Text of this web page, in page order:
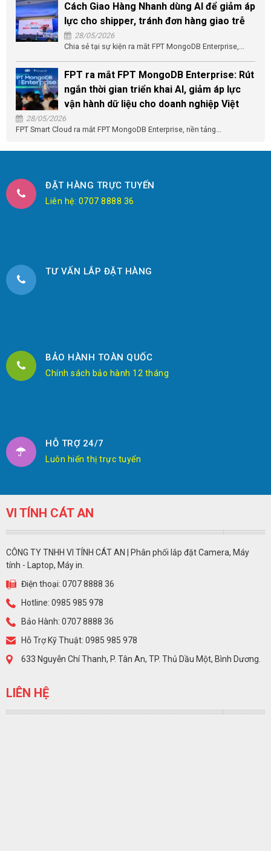
Cách Giao Hàng Nhanh dùng AI để giảm áp
lực cho shipper, tránh đơn hàng giao trễ
28/05/2026
Chia sẻ tại sự kiện ra mắt FPT MongoDB Enterprise,...
FPT ra mắt FPT MongoDB Enterprise: Rút
ngắn thời gian triển khai AI, giảm áp lực
vận hành dữ liệu cho doanh nghiệp Việt
28/05/2026
FPT Smart Cloud ra mắt FPT MongoDB Enterprise, nền tảng...
ĐẶT HÀNG TRỰC TUYẾN
Liên hệ: 0707 8888 36
TƯ VẤN LẮP ĐẶT HÀNG
BẢO HÀNH TOÀN QUỐC
Chính sách bảo hành 12 tháng
HỖ TRỢ 24/7
Luôn hiển thị trực tuyến
VI TÍNH CÁT AN
CÔNG TY TNHH VI TÍNH CÁT AN | Phân phối lắp đặt Camera, Máy
tính - Laptop, Máy in.
Điện thoại: 0707 8888 36
Hotline: 0985 985 978
Bảo Hành: 0707 8888 36
Hỗ Trợ Kỹ Thuật: 0985 985 978
633 Nguyễn Chí Thanh, P. Tân An, TP. Thủ Dầu Một, Bình Dương.
LIÊN HỆ